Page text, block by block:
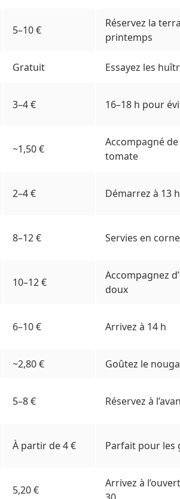
5–10 €
Réservez la
printemps
Gratuit Essayez les
3–4 € 16–18 h pour
~1,50 €
Accompagné
tomate
2–4 € Démarrez à 13 h
8–12 € Servies en
10–12 €
Accompagnez
doux
6–10 € Arrivez à 14 h
~2,80 € Goûtez le
5–8 € Réservez à
À partir de 4 € Parfait pour les
5,20 €
Arrivez à